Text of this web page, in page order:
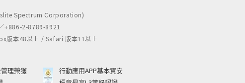
Spectrum Corporation)
+886-2-8789-8921
版本48以上 / Safari 版本11以上
理榮獲
行動應用APP基本資安